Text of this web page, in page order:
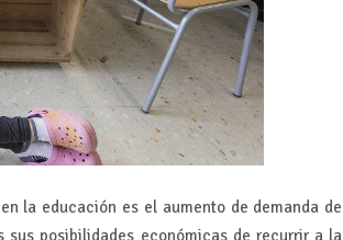
la educación es el aumento de demanda de
posibilidades económicas de recurrir a la